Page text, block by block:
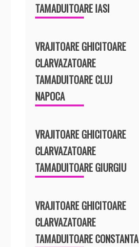
TAMADUITOARE IASI
VRAJITOARE GHICITOARE
CLARVAZATOARE
TAMADUITOARE CLUJ
NAPOCA
VRAJITOARE GHICITOARE
CLARVAZATOARE
TAMADUITOARE GIURGIU
VRAJITOARE GHICITOARE
CLARVAZATOARE
TAMADUITOARE CONSTANTA